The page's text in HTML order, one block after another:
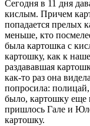
Сегодня в 11 дня
кислым. Причем
попадается прелых
меньше, кто
была картошка с
картошку, как к
раздававшая
как-то раз она
попросила:
было, картошку еще
пришлось Гале и
картошку.